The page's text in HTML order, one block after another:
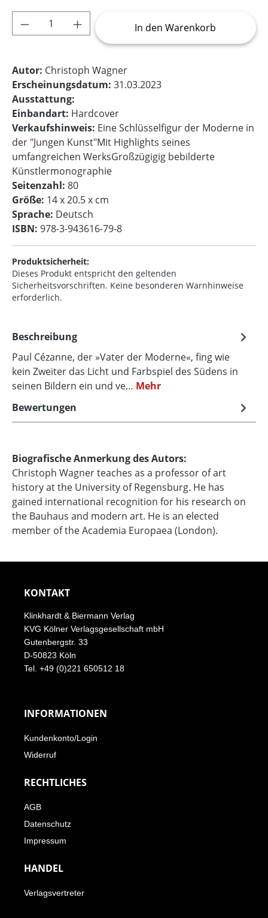
Produkt Anzahl: Gib den gewünschten
In den Warenkorb
Autor: Christoph Wagner
Erscheinungsdatum: 31.03.2023
Ausstattung:
Einbandart: Hardcover
Verkaufshinweis: Eine Schlüsselfigur der Moderne in
der "Jungen Kunst"Mit Highlights seines
umfangreichen WerksGroßzügigig bebilderte
Künstlermonographie
Seitenzahl: 80
Größe: 14 x 20.5 x cm
Sprache: Deutsch
ISBN: 978-3-943616-79-8
Produktsicherheit:
Dieses Produkt entspricht den geltenden
Sicherheitsvorschriften. Keine besonderen Warnhinweise
erforderlich.
Beschreibung
Paul Cézanne, der »Vater der Moderne«, fing wie
kein Zweiter das Licht und Farbspiel des Südens in
seinen Bildern ein und ve… Mehr
Bewertungen
Biografische Anmerkung des Autors:
Christoph Wagner teaches as a professor of art
history at the University of Regensburg. He has
gained international recognition for his research on
the Bauhaus and modern art. He is an elected
member of the Academia Europaea (London).
KONTAKT
Klinkhardt & Biermann Verlag
KVG Kölner Verlagsgesellschaft mbH
Gutenbergstr. 33
D-50823 Köln
Tel. +49 (0)221 650512 18
INFORMATIONEN
Kundenkonto/Login
Widerruf
RECHTLICHES
AGB
Datenschutz
Impressum
HANDEL
Verlagsvertreter